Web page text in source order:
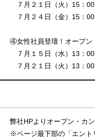
７月２１日（火）15：
７月２４日（金）15：
④女性社員登壇！オープン
７月１５日（水）13：
７月２１日（火）13：
弊社HPよりオープン・カ
※ページ最下部の「エント